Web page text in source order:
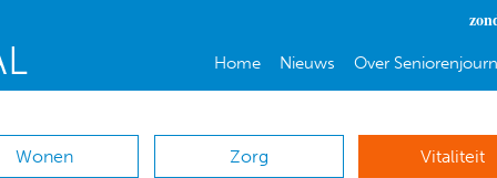
Home Nieuws Over
Wonen Zorg Vitaliteit